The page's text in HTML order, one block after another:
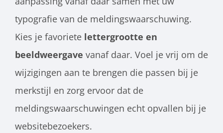
typografie van de meldingswaarschuwing.
Kies je favoriete lettergrootte en
beeldweergave vanaf daar. Voel je vrij om de
wijzigingen aan te brengen die passen bij je
merkstijl en zorg ervoor dat de
meldingswaarschuwingen echt opvallen bij je
websitebezoekers.